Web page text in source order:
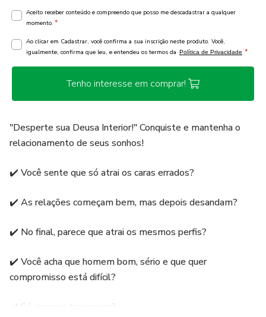
Aceito receber conteúdo e compreendo que posso me descadastrar a qualquer
momento. *
Ao clicar em Cadastrar, você confirma a sua inscrição neste produto. Você,
igualmente, confirma que leu, e entendeu os termos da Política de Privacidade *
Tenho interesse em comprar!
"Desperte sua Deusa Interior!" Conquiste e mantenha o
relacionamento de seus sonhos!
✔️ Você sente que só atrai os caras errados?
✔️ As relações começam bem, mas depois desandam?
✔️ No final, parece que atrai os mesmos perfis?
✔️ Você acha que homem bom, sério e que quer
compromisso está difícil?
✔️ Só aparece tranqueira?